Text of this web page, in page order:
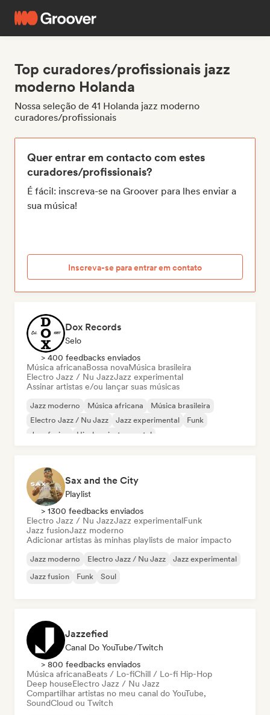
Top curadores/profissionais jazz
moderno Holanda
Nossa seleção de 41 Holanda jazz moderno
curadores/profissionais
Quer entrar em contacto com estes
curadores/profissionais?
É fácil: inscreva-se na Groover para lhes enviar a
sua música!
Inscreva-se para entrar em contato
Dox Records
Selo
> 400 feedbacks enviados
Música africanaBossa novaMúsica brasileira
Electro Jazz / Nu JazzJazz experimental
Assinar artistas e/ou lançar suas músicas
Jazz moderno Música africana
Música brasileira
Electro Jazz / Nu Jazz
Jazz experimental
Funk
Jazz fusion
Hip-hop instrumental
Sax and the City
Playlist
> 1300 feedbacks enviados
Electro Jazz / Nu JazzJazz experimentalFunk
Jazz fusionJazz moderno
Adicionar artistas às minhas playlists de maior impacto
Jazz moderno Electro Jazz / Nu Jazz
Jazz experimental
Jazz fusion
Funk Soul
Jazzefied
Canal Do YouTube/Twitch
> 800 feedbacks enviados
Música africanaBeats / Lo-fiChill / Lo-fi Hip-Hop
Deep houseElectro Jazz / Nu Jazz
Compartilhar artistas no meu canal do YouTube,
SoundCloud ou Twitch